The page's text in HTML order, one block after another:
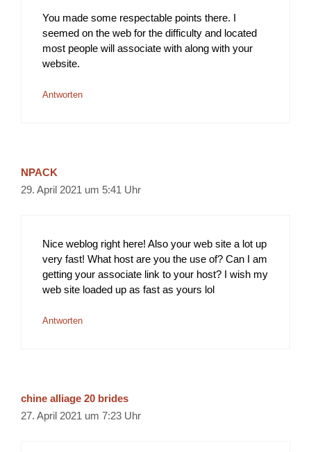
You made some respectable points there. I
seemed on the web for the difficulty and located
most people will associate with along with your
website.
Antworten
NPACK
29. April 2021 um 5:41 Uhr
Nice weblog right here! Also your web site a lot up
very fast! What host are you the use of? Can I am
getting your associate link to your host? I wish my
web site loaded up as fast as yours lol
Antworten
chine alliage 20 brides
27. April 2021 um 7:23 Uhr